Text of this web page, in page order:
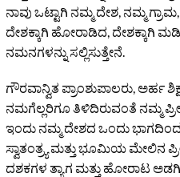
ನಾವು ಒಟ್ಟಾಗಿ ನಮ್ಮ ದೇಶ, ನಮ್ಮ
ದೇಶಕ್ಕಾಗಿ ಹೋರಾಡಿದ, ದೇಶಕ್ಕಾಗಿ
ನಮನಗಳನ್ನು ಸಲ್ಲಿಸುತ್ತೇನೆ.
ಗೌರವಾನ್ವಿತ ಪ್ರಾಂಶುಪಾಲರು, ಅರ್ಹ
ನಮಗೆಲ್ಲರಿಗೂ ತಿಳಿದಿರುವಂತೆ ನಮ್ಮ
ಇಂದು ನಮ್ಮ ದೇಶದ ಒಂದು ಭಾಗದಿಂದ
ಸ್ವಾತಂತ್ರ್ಯ ಮತ್ತು ಭೂಮಿಯ ಮೇಲಿನ
ದಶಕಗಳ ತ್ಯಾಗ ಮತ್ತು ಹೋರಾಟ